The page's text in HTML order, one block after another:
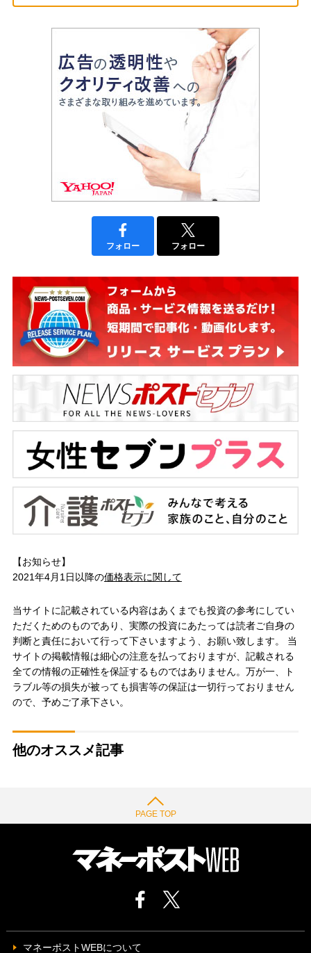
フォロー フォロー
【お知らせ】
2021年4月1日以降の価格表示に関して
当サイトに記載されている内容はあくまでも投資の参考にしてい
ただくためのものであり、実際の投資にあたっては読者ご自身の
判断と責任において行って下さいますよう、お願い致します。 当
サイトの掲載情報は細心の注意を払っておりますが、記載される
全ての情報の正確性を保証するものではありません。万が一、ト
ラブル等の損失が被っても損害等の保証は一切行っておりません
ので、予めご了承下さい。
他のオススメ記事
PAGE TOP
マネーポストWEBについて